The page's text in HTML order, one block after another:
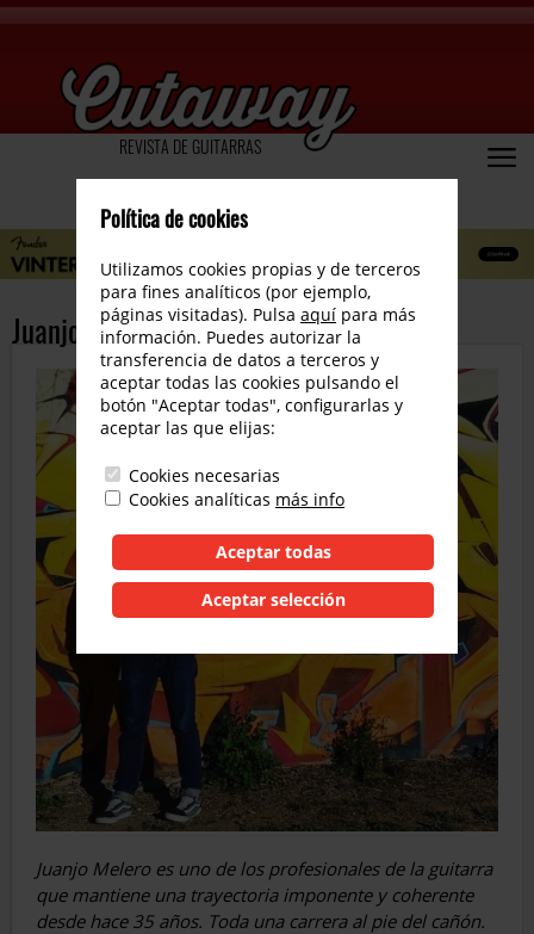
REVISTA DE GUITARRAS
Juanjo Melero
Juanjo Melero es uno de los profesionales de la guitarra
que mantiene una trayectoria imponente y coherente
desde hace 35 años. Toda una carrera al pie del cañón.
Política de cookies
Utilizamos cookies propias y de terceros
para fines analíticos (por ejemplo,
páginas visitadas). Pulsa aquí para más
información. Puedes autorizar la
transferencia de datos a terceros y
aceptar todas las cookies pulsando el
botón "Aceptar todas", configurarlas y
aceptar las que elijas:
Cookies necesarias
Cookies analíticas más info
Aceptar todas
Aceptar selección